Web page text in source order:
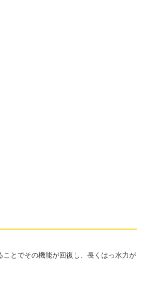
とでその機能が回復し、長くはっ水力が